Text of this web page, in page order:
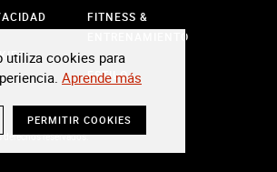
FITNESS &
ENTRENAMIENTO
ESTILO
derechos reservados.
utiliza cookies para
Aprende más
PERMITIR COOKIES